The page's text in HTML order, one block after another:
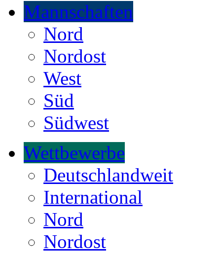
Mannschaften
Nord
Nordost
West
Süd
Südwest
Wettbewerbe
Deutschlandweit
International
Nord
Nordost